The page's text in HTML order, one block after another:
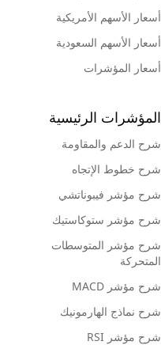
أسعار الأسهم الأمريكية
أسعار الأسهم السعودية
أسعار المؤشرات
المؤشرات الرئيسية
شرح الدعم والمقاومة
شرح خطوط الإتجاه
شرح مؤشر فيبوناتشي
شرح مؤشر ستوكاستيك
شرح مؤشر المتوسطات
المتحركة
شرح مؤشر MACD
شرح نماذج الهارمونيك
شرح مؤشر RSI